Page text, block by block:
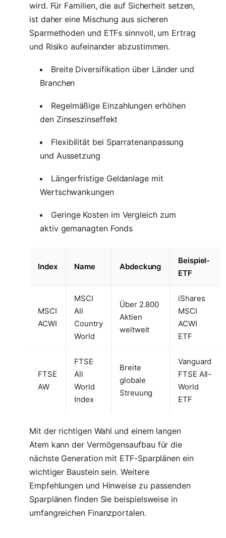
wird. Für Familien, die auf Sicherheit setzen,
ist daher eine Mischung aus sicheren
Sparmethoden und ETFs sinnvoll, um Ertrag
und Risiko aufeinander abzustimmen.
Breite Diversifikation über Länder und
Branchen
Regelmäßige Einzahlungen erhöhen
den Zinseszinseffekt
Flexibilität bei Sparratenanpassung
und Aussetzung
Längerfristige Geldanlage mit
Wertschwankungen
Geringe Kosten im Vergleich zum
aktiv gemanagten Fonds
Index Name Abdeckung
Beispiel-
ETF
MSCI
ACWI
MSCI
All
Country
World
Über 2.800
Aktien
weltweit
iShares
MSCI
ACWI
ETF
FTSE
AW
FTSE
All
World
Index
Breite
globale
Streuung
Vanguard
FTSE All-
World
ETF
Mit der richtigen Wahl und einem langen
Atem kann der Vermögensaufbau für die
nächste Generation mit ETF-Sparplänen ein
wichtiger Baustein sein. Weitere
Empfehlungen und Hinweise zu passenden
Sparplänen finden Sie beispielsweise in
umfangreichen Finanzportalen.